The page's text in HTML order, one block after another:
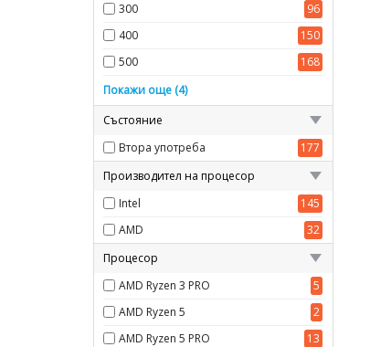
300
96
400
150
500
168
600
700
176
800
176
Покажи още (4)
Състояние
Втора употреба
177
Производител на процесор
Intel
145
AMD
32
Процесор
AMD Ryzen 3 PRO
5
AMD Ryzen 5
2
AMD Ryzen 5 PRO
13